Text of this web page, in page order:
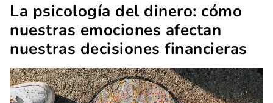
La psicología del dinero: cómo
nuestras emociones afectan
nuestras decisiones financieras